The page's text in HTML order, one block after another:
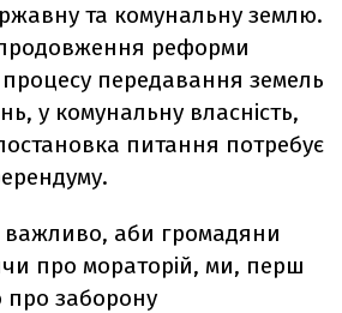
та комунальну землю.
реформи
процесу передавання земель
у комунальну власність,
питання потребує
важливо, аби громадяни
про мораторій, ми, перш
про заборону